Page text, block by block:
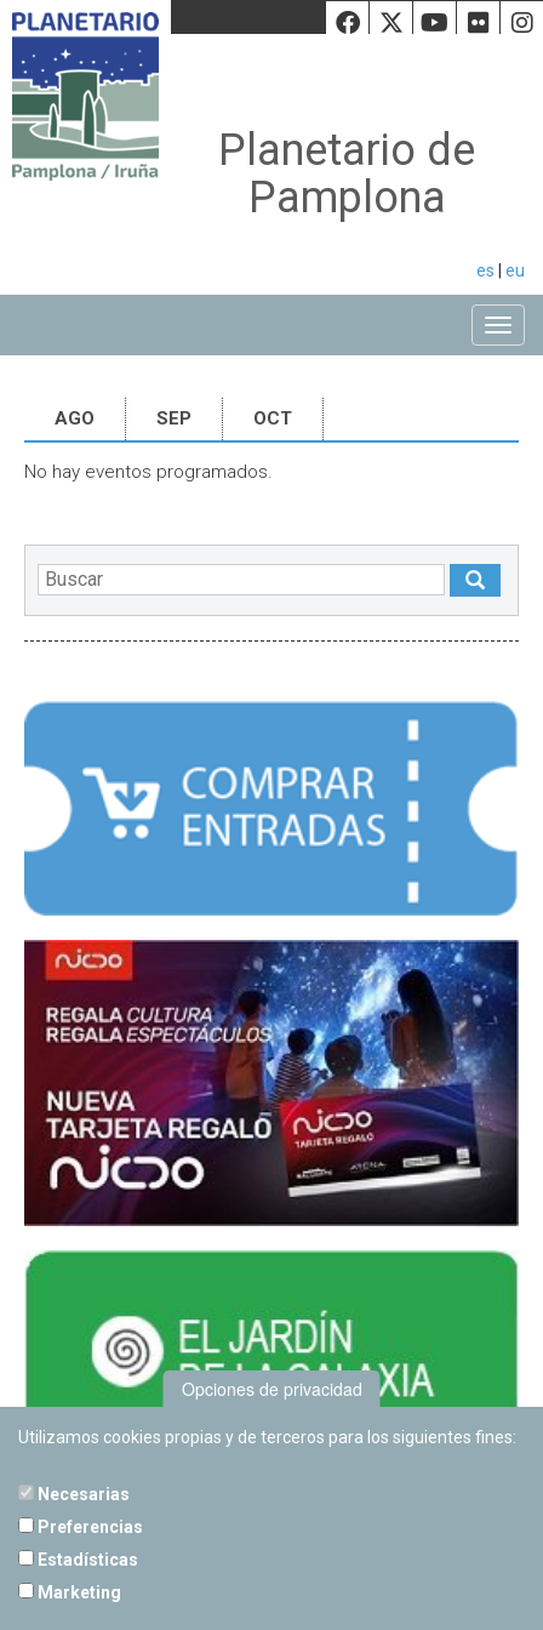
Facebook
Twiiter
Planetario de
Pamplona
es eu
AGO SEP OCT
No hay eventos programados.
Opciones de privacidad
Utilizamos cookies propias y de terceros para los siguientes fines:
Necesarias
Preferencias
Estadísticas
Marketing